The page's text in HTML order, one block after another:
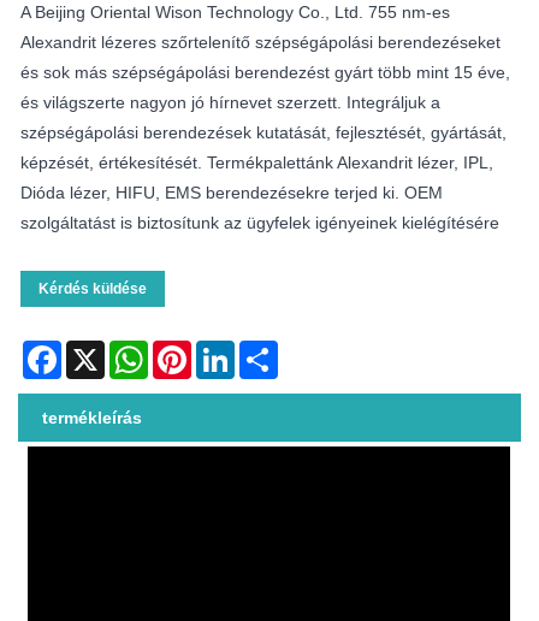
A Beijing Oriental Wison Technology Co., Ltd. 755 nm-es
Alexandrit lézeres szőrtelenítő szépségápolási berendezéseket
és sok más szépségápolási berendezést gyárt több mint 15 éve,
és világszerte nagyon jó hírnevet szerzett. Integráljuk a
szépségápolási berendezések kutatását, fejlesztését, gyártását,
képzését, értékesítését. Termékpalettánk Alexandrit lézer, IPL,
Dióda lézer, HIFU, EMS berendezésekre terjed ki. OEM
szolgáltatást is biztosítunk az ügyfelek igényeinek kielégítésére
Kérdés küldése
Facebook
X WhatsAppPinterestLinkedIn
termékleírás